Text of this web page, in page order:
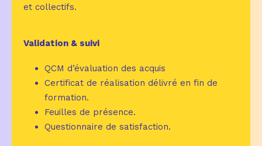
et collectifs.
Validation & suivi
QCM d’évaluation des acquis
Certificat de réalisation délivré en fin de
formation.
Feuilles de présence.
Questionnaire de satisfaction.